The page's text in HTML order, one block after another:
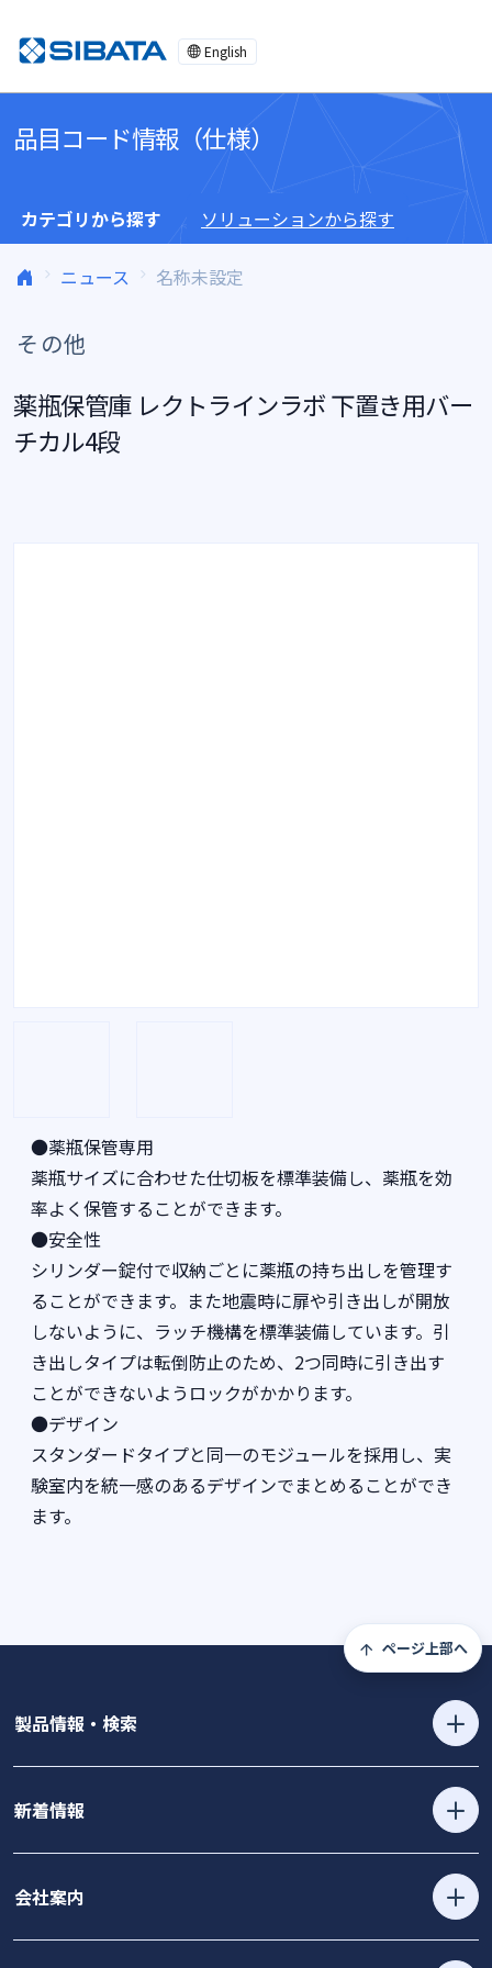
English
品目コード情報（仕様）
カテゴリから探す ソリューションから探す
ニュース 名称未設定
その他
薬瓶保管庫 レクトラインラボ 下置き用バー
チカル4段
●薬瓶保管専用
薬瓶サイズに合わせた仕切板を標準装備し、薬瓶を効
率よく保管することができます。
●安全性
シリンダー錠付で収納ごとに薬瓶の持ち出しを管理す
ることができます。また地震時に扉や引き出しが開放
しないように、ラッチ機構を標準装備しています。引
き出しタイプは転倒防止のため、2つ同時に引き出す
ことができないようロックがかかります。
●デザイン
スタンダードタイプと同一のモジュールを採用し、実
験室内を統一感のあるデザインでまとめることができ
ます。
ページ上部へ
製品情報・検索
新着情報
会社案内